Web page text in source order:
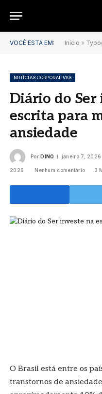
VOCÊ ESTÁ EM: Início »
NOTÍCIAS CORPORATIVAS
Diário do Ser
escrita para
ansiedade
Por DINO janeiro 7, 2026
2026 Nenhum comentário 3
O Brasil está entre os
transtornos de